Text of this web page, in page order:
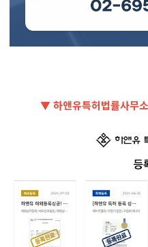
▼ 하앤유특허법률사무